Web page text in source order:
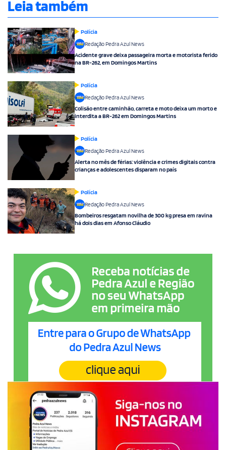
Leia também
Polícia
Redação Pedra Azul News
Acidente grave deixa passageira morta e motorista ferido
na BR-262, em Domingos Martins
Polícia
Redação Pedra Azul News
Colisão entre caminhão, carreta e moto deixa um morto e
interdita a BR-262 em Domingos Martins
Polícia
Redação Pedra Azul News
Alerta no mês de férias: violência e crimes digitais contra
crianças e adolescentes disparam no país
Polícia
Redação Pedra Azul News
Bombeiros resgatam novilha de 300 kg presa em ravina
há dois dias em Afonso Cláudio